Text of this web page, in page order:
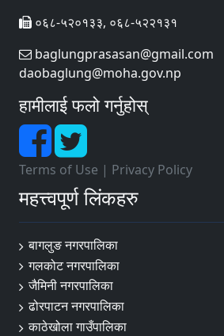
०६८-५२०१३३, ०६८-५२२१३१
baglungprasasan@gmail.com
daobaglung@moha.gov.np
हामीलाई फलो गर्नुहोस्
Terms of Use | Privacy Policy
महत्त्वपूर्ण लिंकहरु
बागलुङ नगरपालिका
गलकोट नगरपालिका
जैमिनी नगरपालिका
ढोरपाटन नगरपालिका
काठेखोला गाउँपालिका